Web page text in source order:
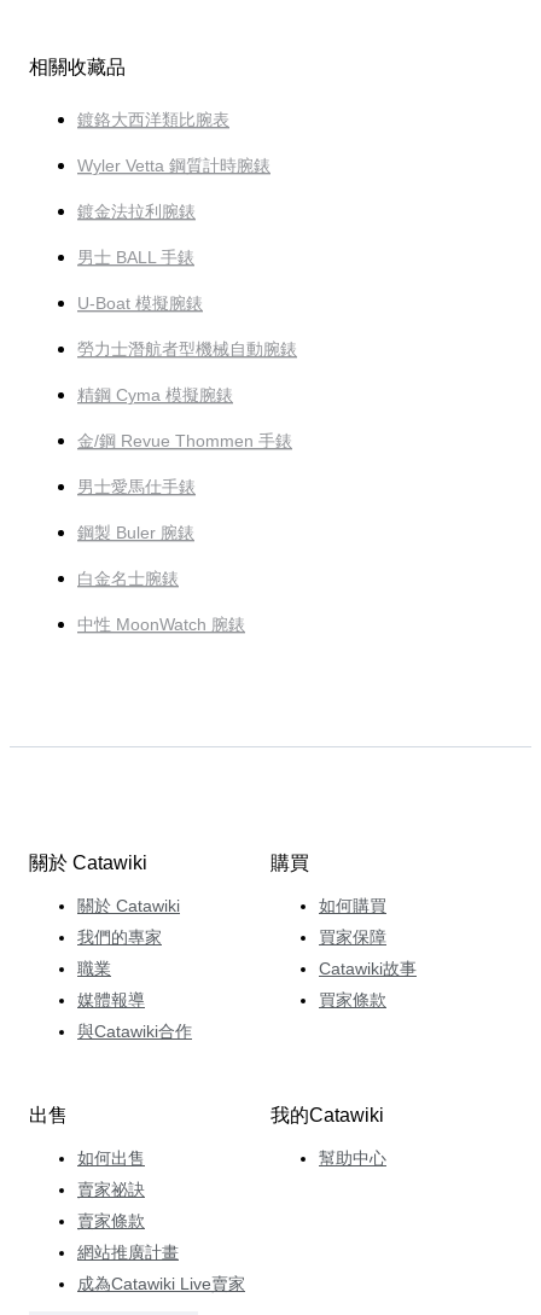
相關收藏品
鍍鉻大西洋類比腕表
Wyler Vetta 鋼質計時腕錶
鍍金法拉利腕錶
男士 BALL 手錶
U-Boat 模擬腕錶
勞力士潛航者型機械自動腕錶
精鋼 Cyma 模擬腕錶
金/鋼 Revue Thommen 手錶
男士愛馬仕手錶
鋼製 Buler 腕錶
白金名士腕錶
中性 MoonWatch 腕錶
關於 Catawiki
關於 Catawiki
我們的專家
職業
媒體報導
與Catawiki合作
購買
如何購買
買家保障
Catawiki故事
買家條款
出售
如何出售
賣家祕訣
賣家條款
網站推廣計畫
成為Catawiki Live賣家
我的Catawiki
幫助中心